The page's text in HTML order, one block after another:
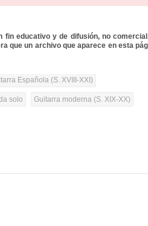
fin educativo y de difusión, no
que un archivo que aparece en esta
Española (S. XVIII-XXI)
solo Guitarra moderna (S. XIX-XX)